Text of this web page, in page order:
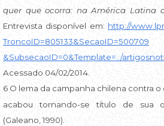
quer que ocorra: na América Latina
Entrevista disponível em: http://
TroncoID=805133&SecaoID=500709
&SubsecaoID=0&Template=../
Acessado 04/02/2014.
6 O lema da campanha chilena contra
acabou tornando-se título de sua
(Galeano, 1990).